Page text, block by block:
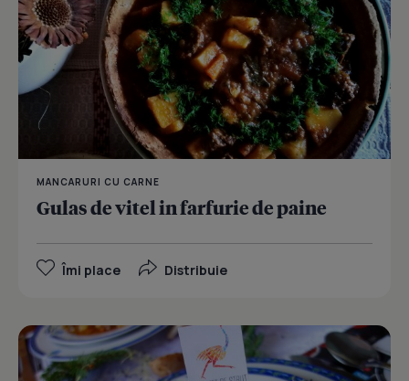
MANCARURI CU CARNE
Gulas de vitel in farfurie de paine
Îmi place Distribuie